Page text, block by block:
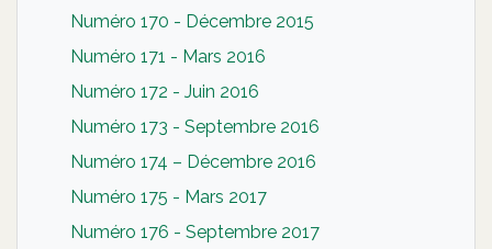
Numéro 170 - Décembre 2015
Numéro 171 - Mars 2016
Numéro 172 - Juin 2016
Numéro 173 - Septembre 2016
Numéro 174 – Décembre 2016
Numéro 175 - Mars 2017
Numéro 176 - Septembre 2017